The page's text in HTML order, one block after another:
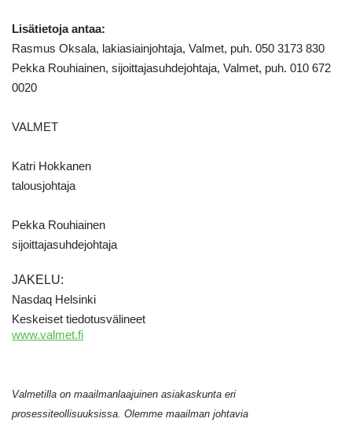
Lisätietoja antaa:
Rasmus Oksala, lakiasiainjohtaja, Valmet, puh. 050 3173 830
Pekka Rouhiainen, sijoittajasuhdejohtaja, Valmet, puh. 010 672
0020
VALMET
Katri Hokkanen
talousjohtaja
Pekka Rouhiainen
sijoittajasuhdejohtaja
JAKELU:
Nasdaq Helsinki
Keskeiset tiedotusvälineet
www.valmet.fi
Valmetilla on maailmanlaajuinen asiakaskunta eri
prosessiteollisuuksissa. Olemme maailman johtavia